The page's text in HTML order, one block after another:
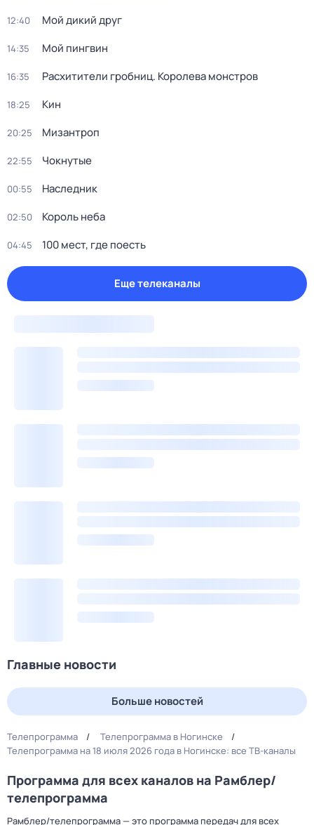
12:40 Мой дикий друг
14:35 Мой пингвин
16:35 Расхитители гробниц. Королева монстров
18:25 Кин
20:25 Мизантроп
22:55 Чокнутые
00:55 Наследник
02:50 Король неба
04:45 100 мест, гдe поеcть
Еще телеканалы
Главные новости
Больше новостей
Телепрограмма
Телепрограмма в Ногинске
Телепрограмма на 18 июля 2026 года в Ногинске: все ТВ-каналы
Программа для всех каналов на Рамблер/
телепрограмма
Рамблер/телепрограмма — это программа передач для всех